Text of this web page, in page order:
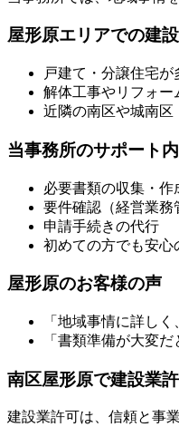
屋形原エリアでの建
戸建て・分譲住宅
解体工事やリフォー
近隣の南区や城南区
当事務所のサポート
必要書類の収集・作
要件確認（経営業務
申請手続きの代行
初めての方でも安心
屋形原のお客様の声
「地域事情に詳し
「書類準備が大変
南区屋形原で建設業
建設業許可は、信頼と事